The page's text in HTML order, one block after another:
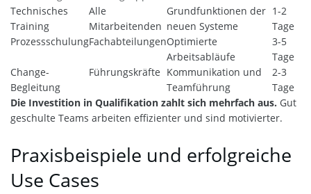
Technisches
Training
Alle
Mitarbeitenden
Grundfunktionen der
neuen Systeme
1-2
Tage
ProzessschulungFachabteilungenOptimierte
Arbeitsabläufe
3-5
Tage
Change-
Begleitung
Führungskräfte Kommunikation und
Teamführung
2-3
Tage
Die Investition in Qualifikation zahlt sich mehrfach aus. Gut
geschulte Teams arbeiten effizienter und sind motivierter.
Praxisbeispiele und erfolgreiche
Use Cases